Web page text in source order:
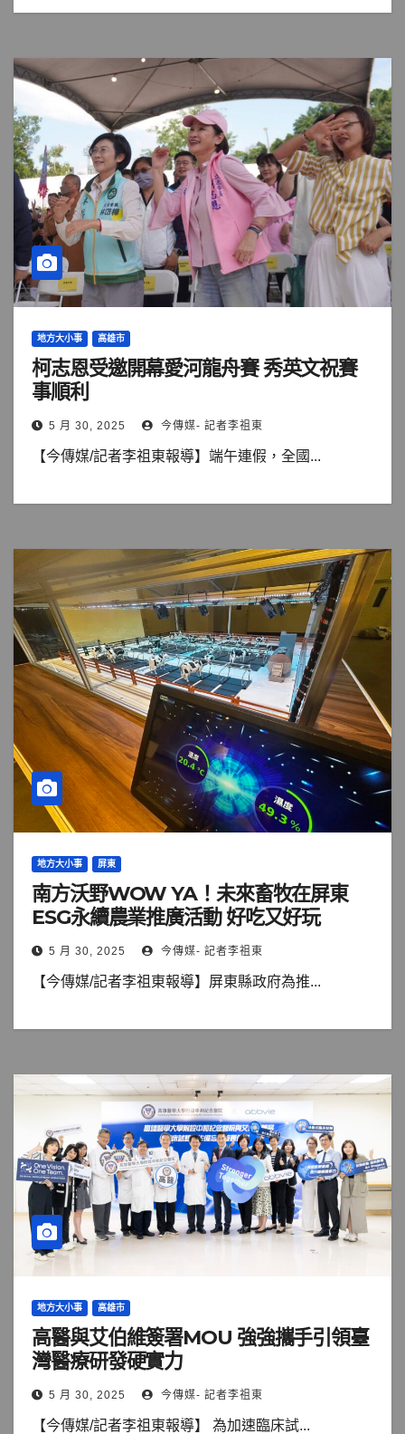
地方大小事 高雄市
柯志恩受邀開幕愛河龍舟賽 秀英文祝賽
事順利
5 月 30, 2025 今傳媒- 記者李祖東
【今傳媒/記者李祖東報導】端午連假，全國...
地方大小事 屏東
南方沃野WOW YA！未來畜牧在屏東
ESG永續農業推廣活動 好吃又好玩
5 月 30, 2025 今傳媒- 記者李祖東
【今傳媒/記者李祖東報導】屏東縣政府為推...
地方大小事 高雄市
高醫與艾伯維簽署MOU 強強攜手引領臺
灣醫療研發硬實力
5 月 30, 2025 今傳媒- 記者李祖東
【今傳媒/記者李祖東報導】 為加速臨床試...